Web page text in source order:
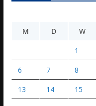
M
D W
1
6 7 8
13 14 15